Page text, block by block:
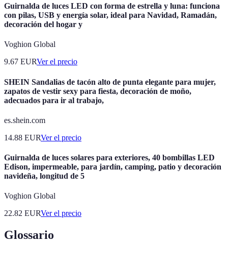
Guirnalda de luces LED con forma de estrella y luna: funciona
con pilas, USB y energía solar, ideal para Navidad, Ramadán,
decoración del hogar y
Voghion Global
9.67 EURVer el precio
SHEIN Sandalias de tacón alto de punta elegante para mujer,
zapatos de vestir sexy para fiesta, decoración de moño,
adecuados para ir al trabajo,
es.shein.com
14.88 EURVer el precio
Guirnalda de luces solares para exteriores, 40 bombillas LED
Edison, impermeable, para jardín, camping, patio y decoración
navideña, longitud de 5
Voghion Global
22.82 EURVer el precio
Glossario